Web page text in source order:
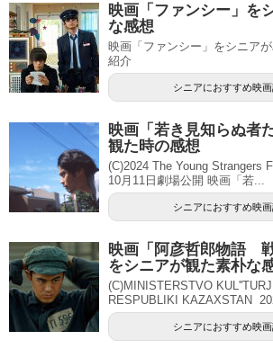
映画「ファンシー」を
な感想
映画「ファンシー」をシニア
紹介
シニアにおすすめ映
映画「若き見知らぬ者
観た時の感想
(C)2024 The Young Strangers
10月11日劇場公開 映画「若...
シニアにおすすめ映
映画「阿彦哲郎物語
をシニアが観た素朴な
(C)MINISTERSTVO
RESPUBLIKI KAZAXSTAN
シニアにおすすめ映